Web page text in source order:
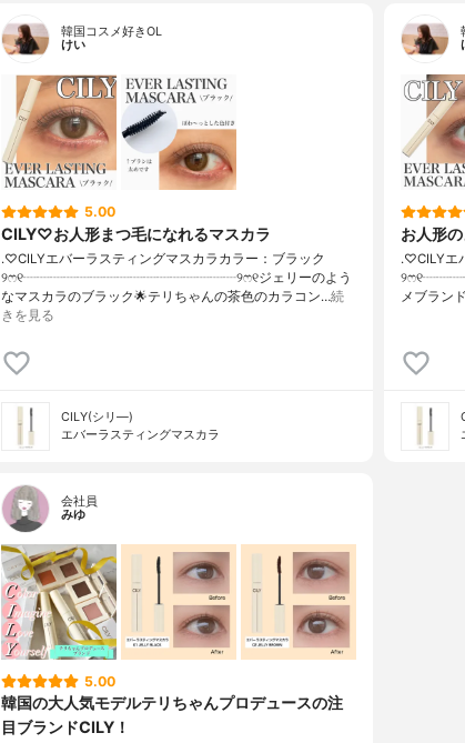
韓国コスメ好きOL
けい
5.00
CILY♡お人形まつ毛になれるマスカラ
.♡CILYエバーラスティングマスカラカラー：ブラック
୨ෆ୧┈┈┈┈┈┈┈┈┈┈┈┈┈┈┈┈୨ෆ୧ジェリーのよう
なマスカラのブラック🌟テリちゃんの茶色のカラコン…続
きを見る
CILY(シリ―)
エバーラスティングマスカラ
お人形
.♡CILYエ
メブラン
会社員
みゆ
5.00
韓国の大人気モデルテリちゃんプロデュースの注
目ブランドCILY！